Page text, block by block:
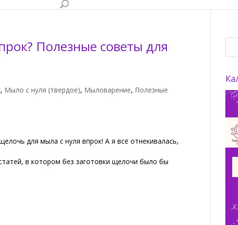
Полезные советы для
, Мыло с нуля (твердое), Мыловарение, Полезные
для мыла с нуля впрок! А я всё отнекивалась,
в котором без заготовки щелочи было бы